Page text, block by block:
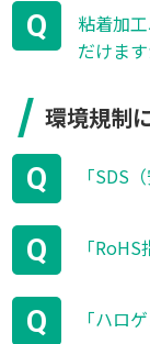
Q
粘着加
だけま
環境規制
Q 「SDS
Q 「
Q 「ハロ